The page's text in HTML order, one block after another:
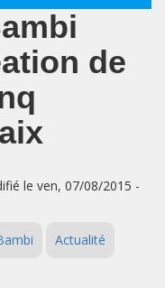
de
le ven, 07/08/2015 -
Actualité